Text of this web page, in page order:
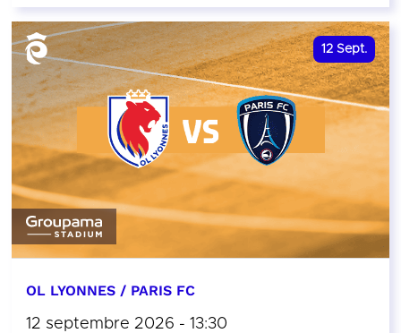
12 Sept.
OL LYONNES / PARIS FC
12 septembre 2026 - 13:30